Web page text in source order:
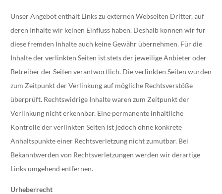
Unser Angebot enthält Links zu externen Webseiten Dritter, auf
deren Inhalte wir keinen Einfluss haben. Deshalb können wir für
diese fremden Inhalte auch keine Gewähr übernehmen. Für die
Inhalte der verlinkten Seiten ist stets der jeweilige Anbieter oder
Betreiber der Seiten verantwortlich. Die verlinkten Seiten wurden
zum Zeitpunkt der Verlinkung auf mögliche Rechtsverstöße
überprüft. Rechtswidrige Inhalte waren zum Zeitpunkt der
Verlinkung nicht erkennbar. Eine permanente inhaltliche
Kontrolle der verlinkten Seiten ist jedoch ohne konkrete
Anhaltspunkte einer Rechtsverletzung nicht zumutbar. Bei
Bekanntwerden von Rechtsverletzungen werden wir derartige
Links umgehend entfernen.
Urheberrecht